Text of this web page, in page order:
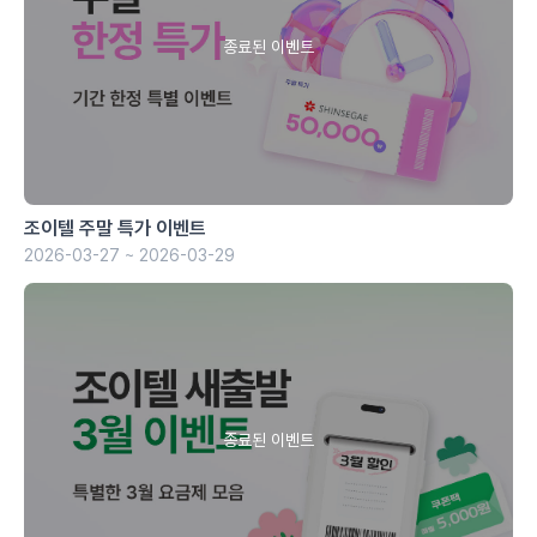
조이텔 주말 특가 이벤트
2026-03-27 ~ 2026-03-29